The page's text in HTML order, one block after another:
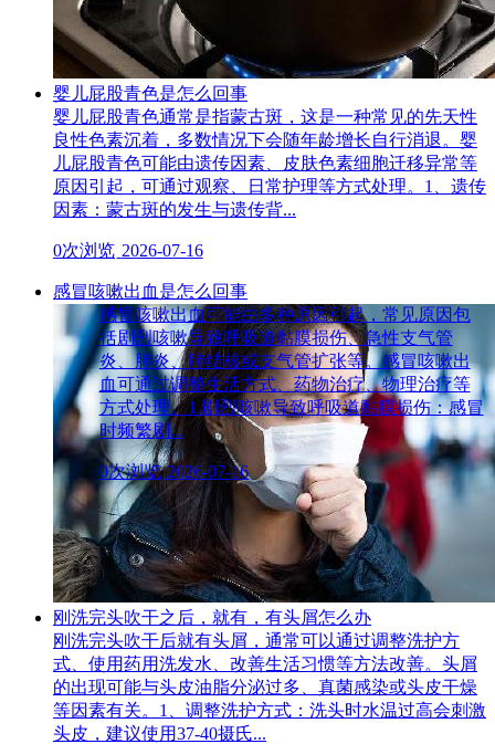
婴儿屁股青色是怎么回事
婴儿屁股青色通常是指蒙古斑，这是一种常见的先天性
良性色素沉着，多数情况下会随年龄增长自行消退。婴
儿屁股青色可能由遗传因素、皮肤色素细胞迁移异常等
原因引起，可通过观察、日常护理等方式处理。1、遗传
因素：蒙古斑的发生与遗传背...
0次浏览 2026-07-16
感冒咳嗽出血是怎么回事
感冒咳嗽出血可能由多种原因引起，常见原因包
括剧烈咳嗽导致呼吸道黏膜损伤、急性支气管
炎、肺炎、肺结核或支气管扩张等。感冒咳嗽出
血可通过调整生活方式、药物治疗、物理治疗等
方式处理。1.剧烈咳嗽导致呼吸道黏膜损伤：感冒
时频繁剧...
0次浏览 2026-07-16
刚洗完头吹干之后，就有，有头屑怎么办
刚洗完头吹干后就有头屑，通常可以通过调整洗护方
式、使用药用洗发水、改善生活习惯等方法改善。头屑
的出现可能与头皮油脂分泌过多、真菌感染或头皮干燥
等因素有关。1、调整洗护方式：洗头时水温过高会刺激
头皮，建议使用37-40摄氏...